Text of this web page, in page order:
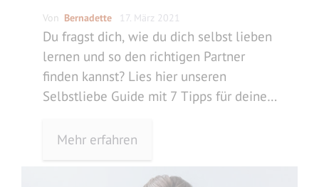
Von Bernadette 17. März 2021
Du fragst dich, wie du dich selbst lieben
lernen und so den richtigen Partner
finden kannst? Lies hier unseren
Selbstliebe Guide mit 7 Tipps für deine
Mehr erfahren